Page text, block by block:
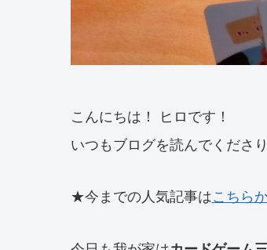
こんにちは！ ヒロです！
いつもブログを読んでくださ
★今までの人気記事はこちら